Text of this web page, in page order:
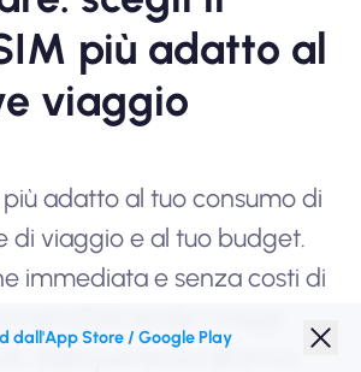
più adatto al
viaggio
adatto al tuo consumo di
di viaggio e al tuo budget.
immediata e senza costi di
dalla partenza all'arrivo.
dall'App Store / Google Play